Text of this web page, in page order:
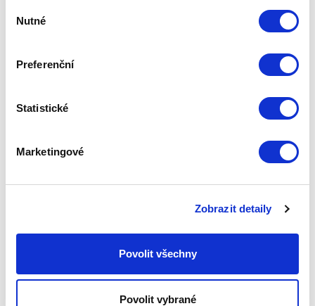
souhlasu
Nutné
Preferenční
Statistické
Marketingové
Zobrazit detaily
Povolit všechny
Povolit vybrané
Zepter Club
Pouze členové klubu mají garanci